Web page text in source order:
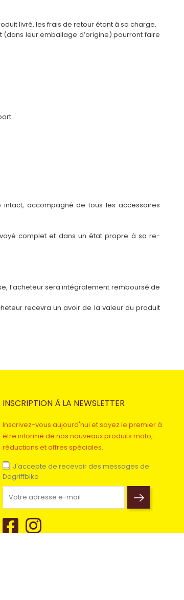
livré, les frais de retour étant à sa charge.
leur emballage d’origine) pourront faire
accompagné de tous les accessoires
complet et dans un état propre à sa re-
l’acheteur sera intégralement remboursé de
recevra un avoir de la valeur du produit
INSCRIPTION À LA NEWSLETTER
Inscrivez-vous aujourd'hui et soyez le premier à
être informé de nos nouveaux produits moto,
réductions et offres spéciales.
J'accepte de recevoir des messages de
Degriffbike